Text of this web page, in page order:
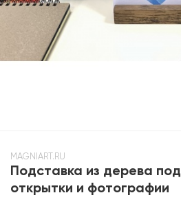
MAGNIART.RU
Подставка из дерева под
открытки и фотографии